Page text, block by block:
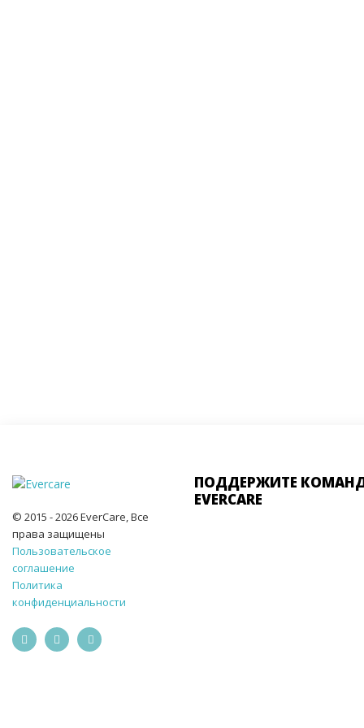
© 2015 - 2026 EverCare, Все
права защищены
Пользовательское
соглашение
Политика
конфиденциальности
ПОДДЕРЖИТЕ
EVERCARE